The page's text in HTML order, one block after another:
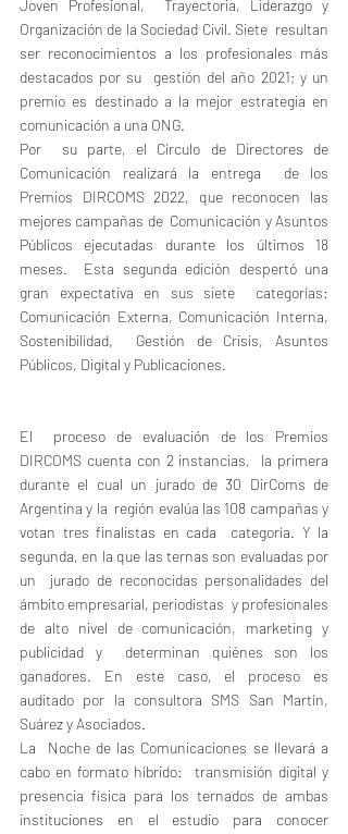
Joven Profesional,  Trayectoria, Liderazgo y
Organización de la Sociedad Civil. Siete  resultan
ser reconocimientos a los profesionales más
destacados por su  gestión del año 2021; y un
premio es destinado a la mejor estrategia en
comunicación a una ONG.
Por  su parte, el Círculo de Directores de
Comunicación realizará la entrega  de los
Premios DIRCOMS 2022, que reconocen las
mejores campañas de  Comunicación y Asuntos
Públicos ejecutadas durante los últimos 18
meses.  Esta segunda edición despertó una
gran expectativa en sus siete  categorías:
Comunicación Externa, Comunicación Interna,
Sostenibilidad,  Gestión de Crisis, Asuntos
Públicos, Digital y Publicaciones.
El  proceso de evaluación de los Premios
DIRCOMS cuenta con 2 instancias,  la primera
durante el cual un jurado de 30 DirComs de
Argentina y la  región evalúa las 108 campañas y
votan tres finalistas en cada  categoría. Y la
segunda, en la que las ternas son evaluadas por
un  jurado de reconocidas personalidades del
ámbito empresarial, periodistas  y profesionales
de alto nivel de comunicación, marketing y
publicidad y  determinan quiénes son los
ganadores. En este caso, el proceso es
auditado por la consultora SMS San Martín,
Suárez y Asociados.
La  Noche de las Comunicaciones se llevará a
cabo en formato híbrido:  transmisión digital y
presencia física para los ternados de ambas
instituciones en el estudio para conocer